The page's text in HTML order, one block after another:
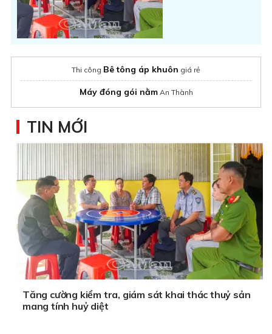
Thi công Bê tông áp khuôn giá rẻ
Máy đóng gói nằmAn Thành
TIN MỚI
Tăng cường kiểm tra, giám sát khai thác thuỷ sản
mang tính huỷ diệt